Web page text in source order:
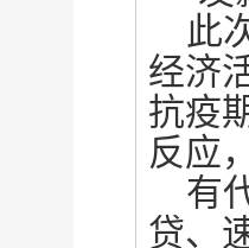
此
经济
抗疫
反应
有
贷、